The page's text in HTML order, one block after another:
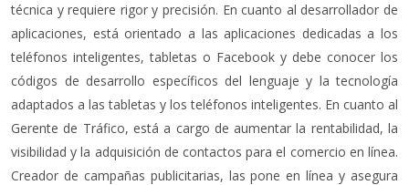
técnica y requiere rigor y precisión. En cuanto al desarrollador de
aplicaciones, está orientado a las aplicaciones dedicadas a los
teléfonos inteligentes, tabletas o Facebook y debe conocer los
códigos de desarrollo específicos del lenguaje y la tecnología
adaptados a las tabletas y los teléfonos inteligentes. En cuanto al
Gerente de Tráfico, está a cargo de aumentar la rentabilidad, la
visibilidad y la adquisición de contactos para el comercio en línea.
Creador de campañas publicitarias, las pone en línea y asegura